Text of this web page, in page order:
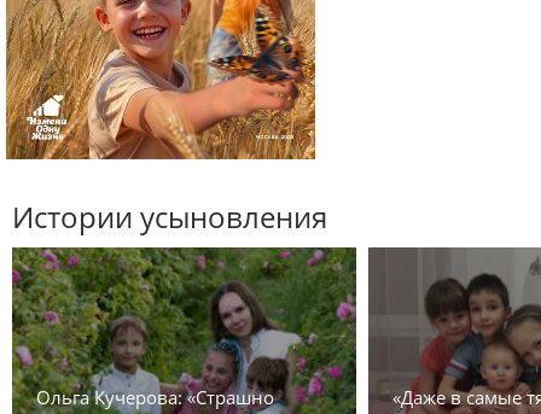
Истории усыновления
Ольга Кучерова: «Страшно
«Даже в самые